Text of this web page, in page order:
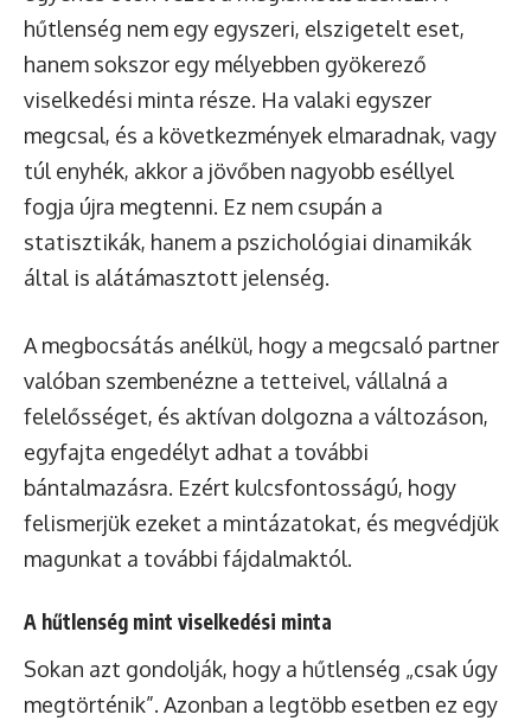
hűtlenség nem egy egyszeri, elszigetelt eset,
hanem sokszor egy mélyebben gyökerező
viselkedési minta része. Ha valaki egyszer
megcsal, és a következmények elmaradnak, vagy
túl enyhék, akkor a jövőben nagyobb eséllyel
fogja újra megtenni. Ez nem csupán a
statisztikák, hanem a pszichológiai dinamikák
által is alátámasztott jelenség.
A megbocsátás anélkül, hogy a megcsaló partner
valóban szembenézne a tetteivel, vállalná a
felelősséget, és aktívan dolgozna a változáson,
egyfajta engedélyt adhat a további
bántalmazásra. Ezért kulcsfontosságú, hogy
felismerjük ezeket a mintázatokat, és megvédjük
magunkat a további fájdalmaktól.
A hűtlenség mint viselkedési minta
Sokan azt gondolják, hogy a hűtlenség „csak úgy
megtörténik”. Azonban a legtöbb esetben ez egy